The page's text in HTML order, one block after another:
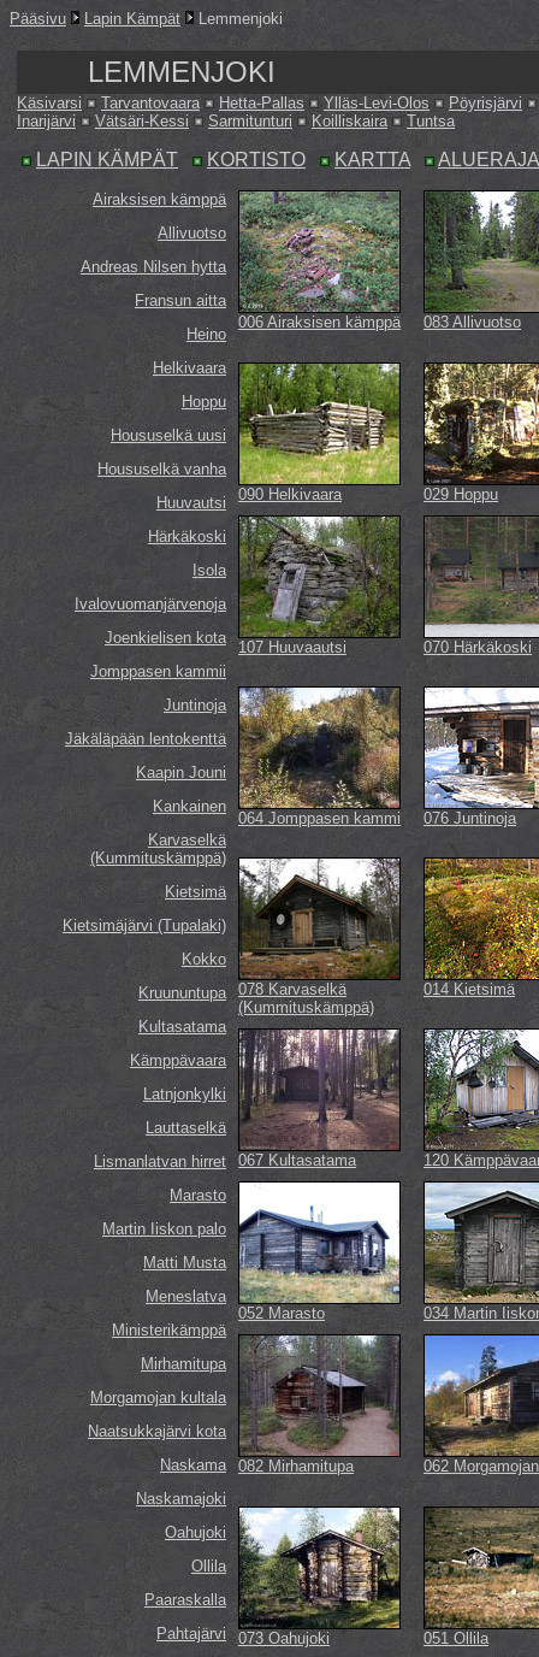
Pääsivu Lapin Kämpät Lemmenjoki
LEMMENJOKI
Käsivarsi Tarvantovaara Hetta-Pallas Ylläs-Levi-Olos
Pöyrisjärvi
Inarijärvi
Vätsäri-Kessi Sarmitunturi Koilliskaira Tuntsa
LAPIN KÄMPÄT KORTISTO KARTTA
Airaksisen kämppä
Allivuotso
Andreas Nilsen hytta
Fransun aitta
Heino
Helkivaara
Hoppu
Housuselkä uusi
Housuselkä vanha
Huuvautsi
Härkäkoski
Isola
Ivalovuomanjärvenoja
Joenkielisen kota
Jomppasen kammii
Juntinoja
Jäkäläpään lentokenttä
Kaapin Jouni
Kankainen
Karvaselkä
(Kummituskämppä)
Kietsimä
Kietsimäjärvi (Tupalaki)
Kokko
Kruununtupa
Kultasatama
Kämppävaara
Latnjonkylki
Lauttaselkä
Lismanlatvan hirret
Marasto
Martin Iiskon palo
Matti Musta
Meneslatva
Ministerikämppä
Mirhamitupa
Morgamojan kultala
Naatsukkajärvi kota
Naskama
Naskamajoki
Oahujoki
Ollila
Paaraskalla
Pahtajärvi
006 Airaksisen kämppä 083 Allivuotso
090 Helkivaara 029 Hoppu
107 Huuvaautsi 070 Härkäkoski
064 Jomppasen kammi 076 Juntinoja
078 Karvaselkä
(Kummituskämppä)
014 Kietsimä
067 Kultasatama 120
052 Marasto 034 Martin
082 Mirhamitupa 062
073 Oahujoki 051 Ollila